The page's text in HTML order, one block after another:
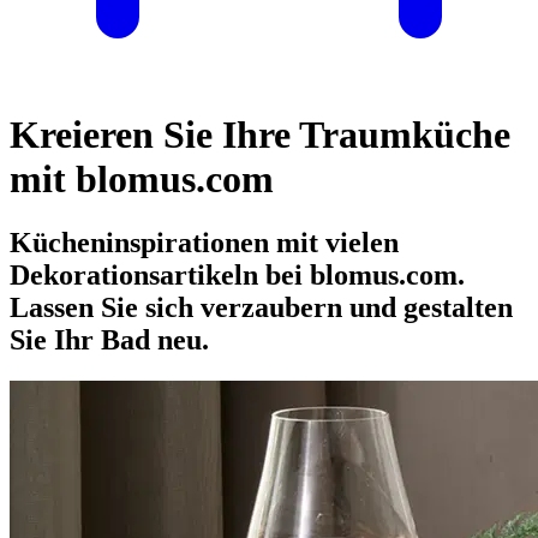
Kreieren Sie Ihre Traumküche
mit blomus.com
Kücheninspirationen mit vielen
Dekorationsartikeln bei blomus.com.
Lassen Sie sich verzaubern und gestalten
Sie Ihr Bad neu.